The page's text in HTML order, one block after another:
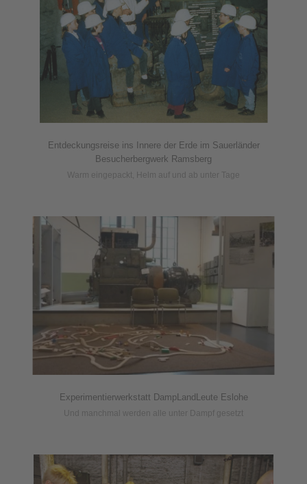
Entdeckungsreise ins Innere der Erde im Sauerländer
Besucherbergwerk Ramsberg
Warm eingepackt, Helm auf und ab unter Tage
Experimentierwerkstatt DampLandLeute Eslohe
Und manchmal werden alle unter Dampf gesetzt